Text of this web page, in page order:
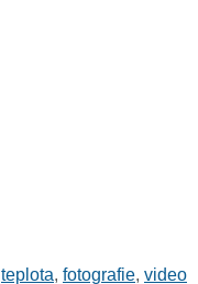
teplota, fotografie, video